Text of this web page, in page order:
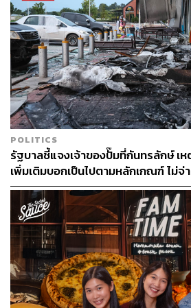
ด้านบล.เอเซียพลัส ประเมินได้กำไรป
จะอยู่ที่อยู่ที่ 1.7 หมื่นล้านบาท เติบโต
พัฒนา เน้นการปรับ Product Mix ที่ขา
พฤติกรรมลูกค้า และอำนวยความสะด
มองกำไรจะเพิ่มขึ้นอีก 28% ในปี 2566
ช่องทางติดตามTHE STANDARD
Twitter:twitter.com/standard_wealth
Instagram:instagram.com/
Official Lineคลิก https://lin.ee/
สามารถติดตาม THE
ผ่านแอปพลิเคชันต่างๆ ที่คุณสะดวกห
POLITICS
รัฐบาลชี้แจงเจ้าของปั๊มที่กันทรลักษ์ เ
เพิ่มเติมบอกเป็นไปตามหลักเกณฑ์ ไม่จ่